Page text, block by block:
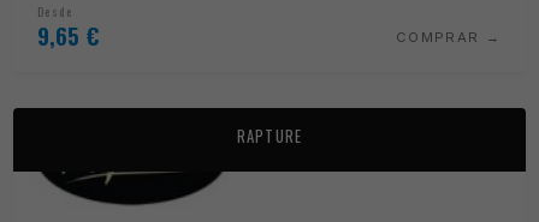
Desde
9,65 € COMPRAR
RAPTURE